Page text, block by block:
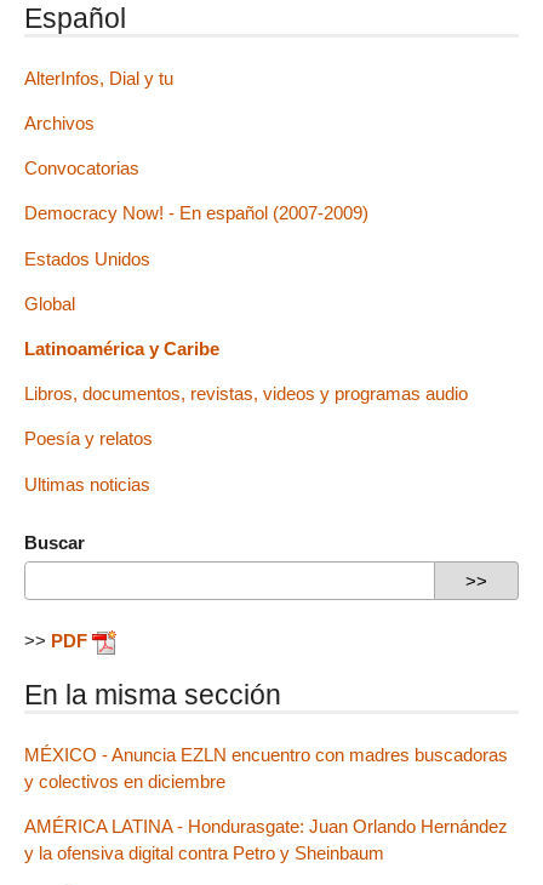
Español
AlterInfos, Dial y tu
Archivos
Convocatorias
Democracy Now! - En español (2007-2009)
Estados Unidos
Global
Latinoamérica y Caribe
Libros, documentos, revistas, videos y programas audio
Poesía y relatos
Ultimas noticias
Buscar
>> PDF
En la misma sección
MÉXICO - Anuncia EZLN encuentro con madres buscadoras
y colectivos en diciembre
AMÉRICA LATINA - Hondurasgate: Juan Orlando Hernández
y la ofensiva digital contra Petro y Sheinbaum